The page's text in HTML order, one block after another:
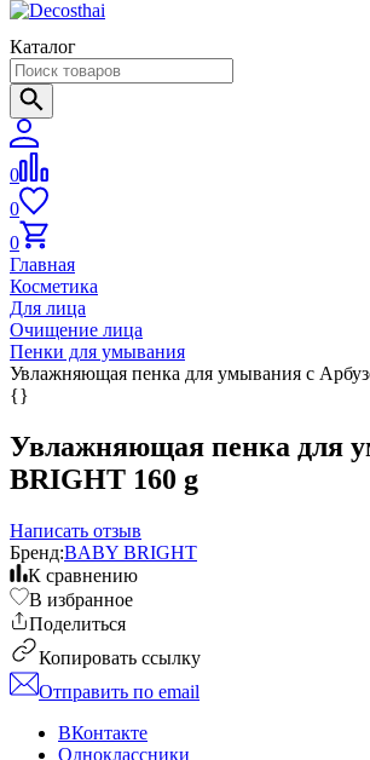
Каталог
0
0
0
Главная
Косметика
Для лица
Очищение лица
Пенки для умывания
Увлажняющая пенка для умывания с
{}
Увлажняющая пенка для
BRIGHT 160 g
Написать отзыв
Бренд:BABY BRIGHT
К сравнению
В избранное
Поделиться
Копировать ссылку
Отправить по email
ВКонтакте
Одноклассники